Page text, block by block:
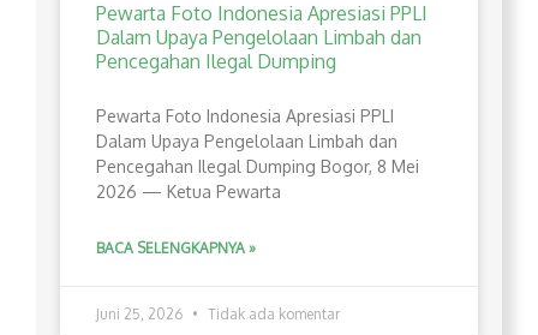
Pewarta Foto Indonesia Apresiasi PPLI
Dalam Upaya Pengelolaan Limbah dan
Pencegahan Ilegal Dumping
Pewarta Foto Indonesia Apresiasi PPLI
Dalam Upaya Pengelolaan Limbah dan
Pencegahan Ilegal Dumping Bogor, 8 Mei
2026 — Ketua Pewarta
BACA SELENGKAPNYA »
Juni 25, 2026 Tidak ada komentar